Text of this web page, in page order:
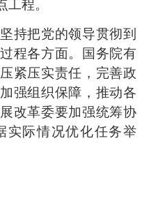
程。
把党的领导贯彻到
程各方面。国务院有
紧压实责任，完善政
强组织保障，推动各
改革委要加强统筹协
实际情况优化任务举